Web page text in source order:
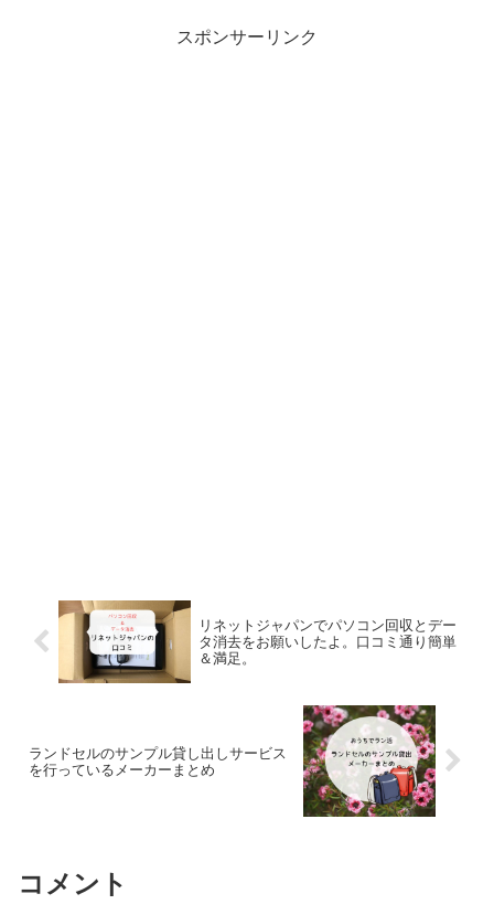
スポンサーリンク
リネットジャパンでパソコン回収とデー
タ消去をお願いしたよ。口コミ通り簡単
＆満足。
ランドセルのサンプル貸し出しサービス
を行っているメーカーまとめ
コメント